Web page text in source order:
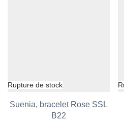
Suenia, bracelet Rose SSL
B22